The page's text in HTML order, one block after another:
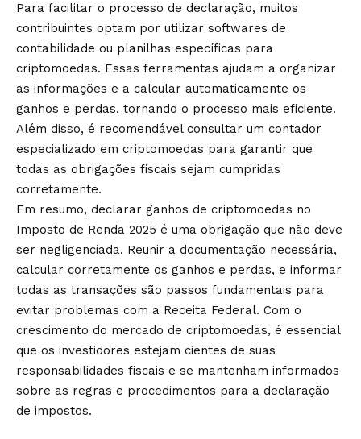
Para facilitar o processo de declaração, muitos
contribuintes optam por utilizar softwares de
contabilidade ou planilhas específicas para
criptomoedas. Essas ferramentas ajudam a organizar
as informações e a calcular automaticamente os
ganhos e perdas, tornando o processo mais eficiente.
Além disso, é recomendável consultar um contador
especializado em criptomoedas para garantir que
todas as obrigações fiscais sejam cumpridas
corretamente.
Em resumo, declarar ganhos de criptomoedas no
Imposto de Renda 2025 é uma obrigação que não deve
ser negligenciada. Reunir a documentação necessária,
calcular corretamente os ganhos e perdas, e informar
todas as transações são passos fundamentais para
evitar problemas com a Receita Federal. Com o
crescimento do mercado de criptomoedas, é essencial
que os investidores estejam cientes de suas
responsabilidades fiscais e se mantenham informados
sobre as regras e procedimentos para a declaração
de impostos.